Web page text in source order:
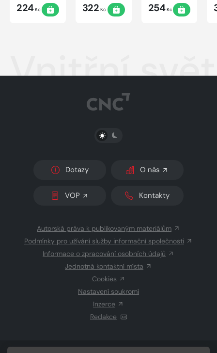
224Kč 322 Kč 254Kč
Vnitřní
PŘEPNOUT SVĚTLÝ/TMAVÝ REŽIM
Dotazy O nás
VOP Kontakty
Autorská práva k publikovaným materiálům
Podmínky pro užívání služby informační společnosti
Informace o zpracování osobních údajů
Jednotná kontaktní místa
Cookies
Nastavení soukromí
Inzerce
Redakce